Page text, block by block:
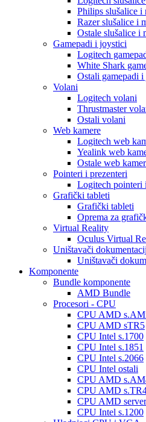
Philips slušalice i
Razer slušalice i
Ostale slušalice i
Gamepadi i joystici
Logitech
White Shark
Ostali gamepadi
Volani
Logitech volani
Thrustmaster
Ostali volani
Web kamere
Logitech web
Yealink web
Ostale web
Pointeri i prezenteri
Logitech pointeri
Grafički tableti
Grafički tableti
Oprema za
Virtual Reality
Oculus Virtual
Uništavači
Uništavači
Komponente
Bundle komponente
AMD Bundle
Procesori - CPU
CPU AMD
CPU AMD sTR5
CPU Intel s.1700
CPU Intel s.1851
CPU Intel s.2066
CPU Intel ostali
CPU AMD
CPU AMD
CPU AMD server
CPU Intel s.1200